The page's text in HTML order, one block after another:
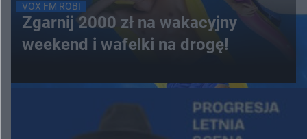
VOX FM ROBI
Zgarnij 2000 zł na wakacyjny
weekend i wafelki na drogę!